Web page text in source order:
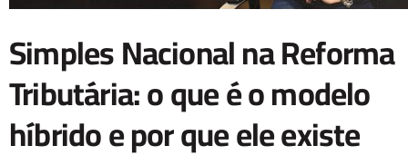
Simples Nacional na Reforma
Tributária: o que é o modelo
híbrido e por que ele existe